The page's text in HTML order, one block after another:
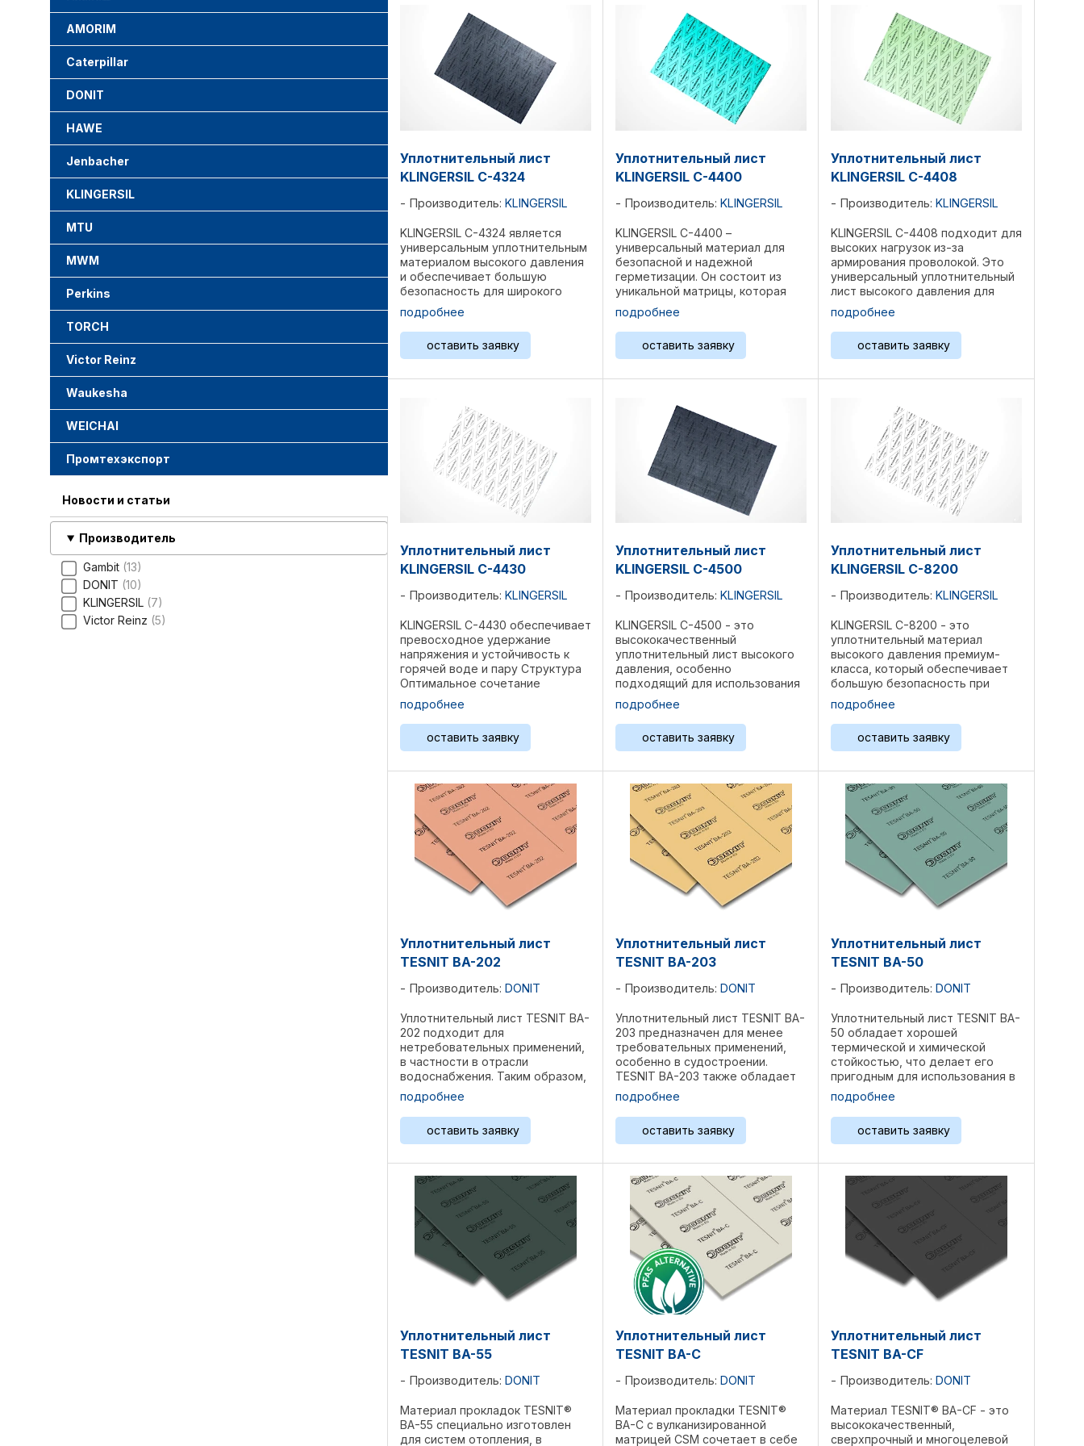
AMORIM
Caterpillar
DONIT
HAWE
Jenbacher
KLINGERSIL
MTU
MWM
Perkins
TORCH
Victor Reinz
Waukesha
WEICHAI
Промтехэкспорт
Новости и статьи
Производитель
Gambit 13
DONIT 10
KLINGERSIL 7
Victor Reinz 5
Уплотнительный лист
KLINGERSIL C-4324
Производитель: KLINGERSIL
KLINGERSIL C-4324 является
универсальным уплотнительным
материалом высокого давления
и обеспечивает большую
безопасность для широкого
спектра подходящих
применений. Структура:
Комбинация синтетических
высокоэффективных волокон,
скрепленных NBR. ...
подробнее
оставить заявку
Уплотнительный лист
KLINGERSIL C-4400
Производитель: KLINGERSIL
KLINGERSIL C-4400 –
универсальный материал для
безопасной и надежной
герметизации. Он состоит из
уникальной матрицы, которая
предлагает отличное сочетание
различных свойств Структура
Арамидные волокна, связанные с
NBR. Области применения
Устойчив к ...
подробнее
оставить заявку
Уплотнительный лист
KLINGERSIL C-4408
Производитель: KLINGERSIL
KLINGERSIL C-4408 подходит для
высоких нагрузок из-за
армирования проволокой. Это
универсальный уплотнительный
лист высокого давления для
использования в широком
спектре промышленных
применений.. Структура
Арамидные волокна, связанные с
NBR. Области ...
подробнее
оставить заявку
Уплотнительный лист
KLINGERSIL C-4430
Производитель: KLINGERSIL
KLINGERSIL C-4430 обеспечивает
превосходное удержание
напряжения и устойчивость к
горячей воде и пару Структура
Оптимальное сочетание
синтетических волокон,
соединенных с NBR. Области
применения Устойчив к воде и
пару при более высоких
температурах, ...
подробнее
оставить заявку
Уплотнительный лист
KLINGERSIL C-4500
Производитель: KLINGERSIL
KLINGERSIL C-4500 - это
высококачественный
уплотнительный лист высокого
давления, особенно
подходящий для использования
с высокотемпературными
щелочными средами и
перегретым паром. Это продукт
с превосходными
эксплуатационными
характеристиками, ...
подробнее
оставить заявку
Уплотнительный лист
KLINGERSIL C-8200
Производитель: KLINGERSIL
KLINGERSIL C-8200 - это
уплотнительный материал
высокого давления премиум-
класса, который обеспечивает
большую безопасность при
использовании с
высококонцентрированными
кислотами. Структура
Стекловолокно, скрепленное
специальными кислотостойкими
...
подробнее
оставить заявку
Уплотнительный лист
TESNIT BA-202
Производитель: DONIT
Уплотнительный лист TESNIT BA-
202 подходит для
нетребовательных применений,
в частности в отрасли
водоснабжения. Таким образом,
TESNIT BA-202 был разработан с
хорошими механическими и
герметизирующими свойствами.
Структура: Целлюлозные
волокна, ...
подробнее
оставить заявку
Уплотнительный лист
TESNIT BA-203
Производитель: DONIT
Уплотнительный лист TESNIT BA-
203 предназначен для менее
требовательных применений,
особенно в судостроении.
TESNIT BA-203 также обладает
хорошей термостойкостью..
Структура: Арамидные волокна,
неорганические наполнители,
связующее вещество NBR. ...
подробнее
оставить заявку
Уплотнительный лист
TESNIT BA-50
Производитель: DONIT
Уплотнительный лист TESNIT BA-
50 обладает хорошей
термической и химической
стойкостью, что делает его
пригодным для использования в
широком спектре применений.
TESNIT BA-50 хорошо подходит
для использования с питьевым
водоснабжением и
судостроением. ...
подробнее
оставить заявку
Уплотнительный лист
TESNIT BA-55
Производитель: DONIT
Материал прокладок TESNIT®
BA-55 специально изготовлен
для систем отопления, в
Уплотнительный лист
TESNIT BA-C
Производитель: DONIT
Материал прокладки TESNIT®
BA-C с вулканизированной
матрицей CSM сочетает в себе
Уплотнительный лист
TESNIT BA-CF
Производитель: DONIT
Материал TESNIT® BA-CF - это
высококачественный,
сверхпрочный и многоцелевой